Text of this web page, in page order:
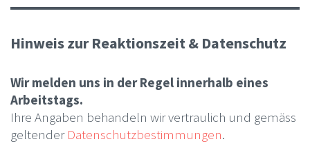
Hinweis zur Reaktionszeit & Datenschutz
Wir melden uns in der Regel innerhalb eines
Arbeitstags.
Ihre Angaben behandeln wir vertraulich und gemäss
geltender Datenschutzbestimmungen.